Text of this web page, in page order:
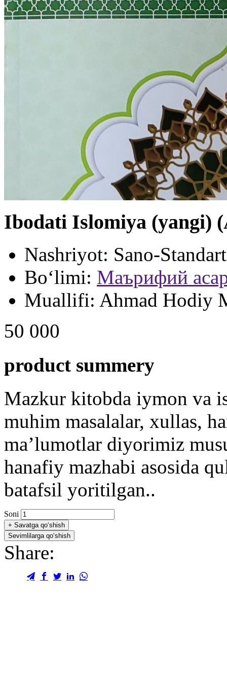
Ibodati Islomiya (yangi)
Nashriyot: Sano-Standart
Bo‘limi: Маърифий
Muallifi: Ahmad Hodiy
50 000
product summery
Mazkur kitobda iymon va
muhim masalalar, xullas,
ma’lumotlar diyorimiz
hanafiy mazhabi asosida
batafsil yoritilgan..
Soni
+ Savatga qo‘shish
Sevimlilarga qo‘shish
Share: